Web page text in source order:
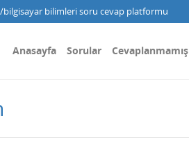
bilimleri soru cevap platformu
Anasayfa Sorular Cevaplanmamış